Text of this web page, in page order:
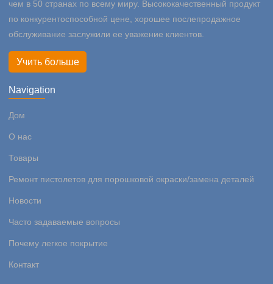
чем в 50 странах по всему миру. Высококачественный продукт
по конкурентоспособной цене, хорошее послепродажное
обслуживание заслужили ее уважение клиентов.
Учить больше
Navigation
Дом
О нас
Товары
Ремонт пистолетов для порошковой окраски/замена деталей
Новости
Часто задаваемые вопросы
Почему легкое покрытие
Контакт